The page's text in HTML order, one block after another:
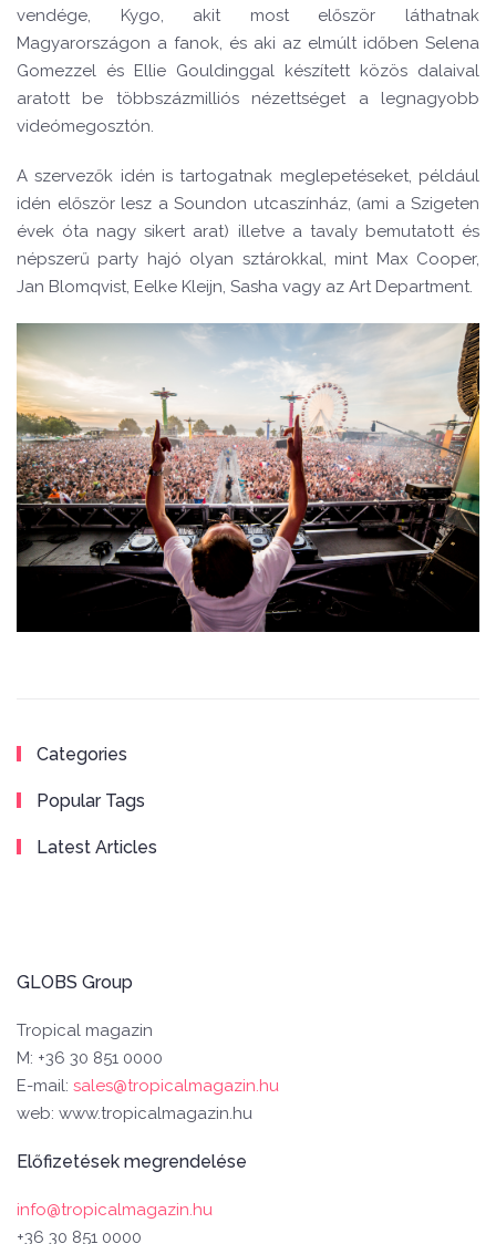
vendége, Kygo, akit most először láthatnak
Magyarországon a fanok, és aki az elmúlt időben Selena
Gomezzel és Ellie Gouldinggal készített közös dalaival
aratott be többszázmilliós nézettséget a legnagyobb
videómegosztón.
A szervezők idén is tartogatnak meglepetéseket, például
idén először lesz a Soundon utcaszínház, (ami a Szigeten
évek óta nagy sikert arat) illetve a tavaly bemutatott és
népszerű party hajó olyan sztárokkal, mint Max Cooper,
Jan Blomqvist, Eelke Kleijn, Sasha vagy az Art Department.
Categories
Popular Tags
Latest Articles
GLOBS Group
Tropical magazin
M: +36 30 851 0000
E-mail: sales@tropicalmagazin.hu
web: www.tropicalmagazin.hu
Előfizetések megrendelése
info@tropicalmagazin.hu
+36 30 851 0000